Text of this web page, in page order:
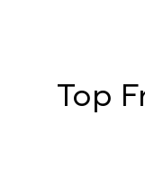
Top